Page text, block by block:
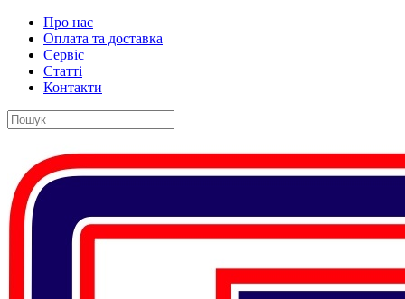
Про нас
Оплата та доставка
Сервіс
Статті
Контакти